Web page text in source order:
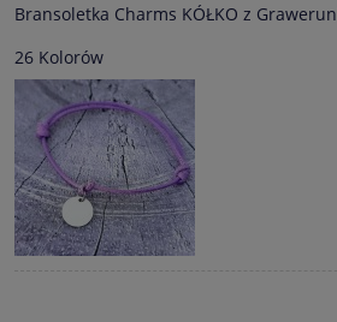
Bransoletka Charms KÓŁKO z
26 Kolorów